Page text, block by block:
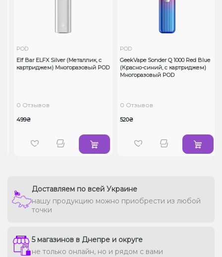
POD
Elf Bar ELFX Silver (Металлик, с
картриджем) Многоразовый POD
0 Отзывов
499₴
POD
GeekVape Sonder Q 1000 Red Blue
(Красно-синий, с картриджем)
Многоразовый POD
0 Отзывов
520₴
Доставляем по всей Украине
нашу продукцию можно приобрести из любой
точки
5 магазинов в Днепре и округе
не только онлайн, но и рядом с вами